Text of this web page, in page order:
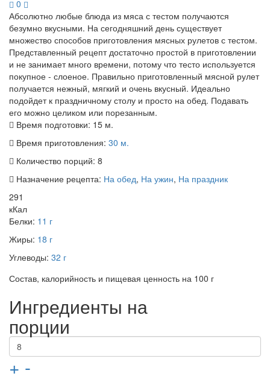
0
Абсолютно любые блюда из мяса с тестом получаются
безумно вкусными. На сегодняшний день существует
множество способов приготовления мясных рулетов с тестом.
Представленный рецепт достаточно простой в приготовлении
и не занимает много времени, потому что тесто используется
покупное - слоеное. Правильно приготовленный мясной рулет
получается нежный, мягкий и очень вкусный. Идеально
подойдет к праздничному столу и просто на обед. Подавать
его можно целиком или порезанным.
Время подготовки: 15 м.
Время приготовления: 30 м.
Количество порций: 8
Назначение рецепта: На обед, На ужин, На праздник
291
кКал
Белки: 11 г
Жиры: 18 г
Углеводы: 32 г
Состав, калорийность и пищевая ценность на 100 г
Ингредиенты на
порции
+ -